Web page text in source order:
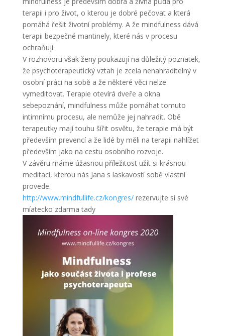
terapii i pro život, o kterou je dobré pečovat a která
pomáhá řešit životní problémy. A že mindfulness dává
terapii bezpečné mantinely, které nás v procesu
ochraňují.
V rozhovoru však ženy poukazují na důležitý poznatek,
že psychoterapeutický vztah je zcela nenahraditelný v
osobní práci na sobě a že některé věci nelze
vymeditovat. Terapie otevírá dveře a okna
sebepoznání, mindfulness může pomáhat tomuto
intimnímu procesu, ale nemůže jej nahradit. Obě
terapeutky mají touhu šířit osvětu, že terapie má být
především prevencí a že lidé by měli na terapii nahlížet
především jako na cestu osobního rozvoje.
V závěru máme úžasnou příležitost užít si krásnou
meditaci, kterou nás Jana s laskavostí sobě vlastní
provede.
http://www.mindfullife.cz/kongres/rezervujte si své
míatecko zdarma tady